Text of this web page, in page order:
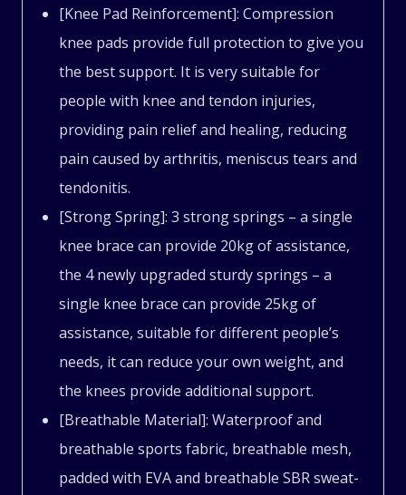
Lift
Knee
Booster
Walking
Support
Booster,3spring
quantity
[Knee Pad Reinforcement]: Compression
knee pads provide full protection to give you
the best support. It is very suitable for
people with knee and tendon injuries,
providing pain relief and healing, reducing
pain caused by arthritis, meniscus tears and
tendonitis.
[Strong Spring]: 3 strong springs – a single
knee brace can provide 20kg of assistance,
the 4 newly upgraded sturdy springs – a
single knee brace can provide 25kg of
assistance, suitable for different people’s
needs, it can reduce your own weight, and
the knees provide additional support.
[Breathable Material]: Waterproof and
breathable sports fabric, breathable mesh,
padded with EVA and breathable SBR sweat-